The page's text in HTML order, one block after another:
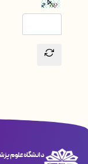
دانشگاه علوم